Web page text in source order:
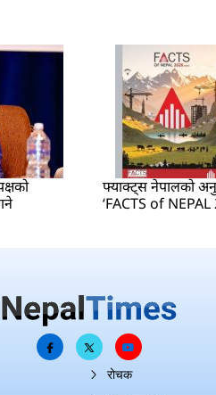
फ्याक्ट्स नेपालको
‘FACTS of NEPAL
रोचक